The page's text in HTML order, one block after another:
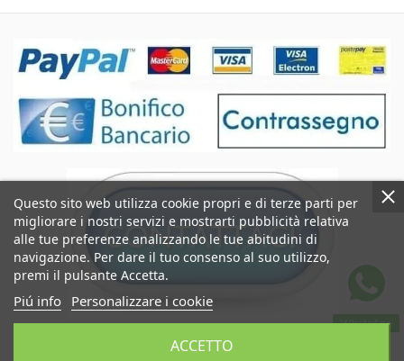
WhatsApp
Questo sito web utilizza cookie propri e di terze parti per
migliorare i nostri servizi e mostrarti pubblicità relativa
alle tue preferenze analizzando le tue abitudini di
navigazione. Per dare il tuo consenso al suo utilizzo,
premi il pulsante Accetta.
Piú info Personalizzare i cookie
ACCETTO